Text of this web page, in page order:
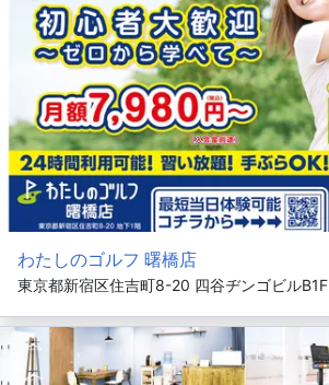
わたしのゴルフ 曙橋店
東京都新宿区住吉町8-20 四谷ヂンゴビルB1F